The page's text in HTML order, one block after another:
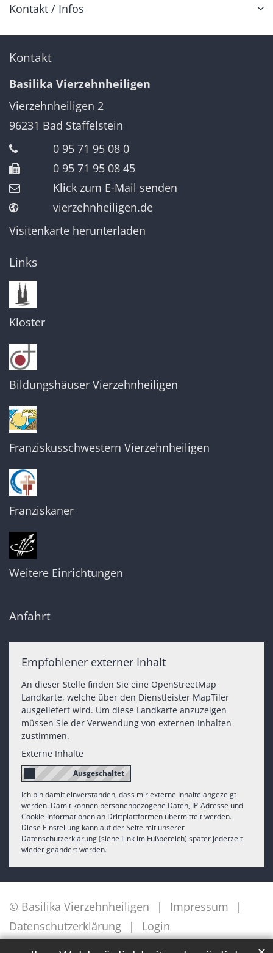
Kontakt / Infos
Kontakt
Basilika Vierzehnheiligen
Vierzehnheiligen 2
96231 Bad Staffelstein
0 95 71 95 08 0
0 95 71 95 08 45
Klick zum E-Mail senden
vierzehnheiligen.de
Visitenkarte herunterladen
Links
Kloster
Bildungshäuser Vierzehnheiligen
Franziskusschwestern Vierzehnheiligen
Franziskaner
Weitere Einrichtungen
Anfahrt
Empfohlener externer Inhalt
An dieser Stelle finden Sie eine OpenStreetMap
Landkarte, welche über den Dienstleister MapTiler
ausgeliefert wird. Um diese Landkarte anzuzeigen
müssen Sie der Verwendung von externen Inhalten
zustimmen.
Externe Inhalte
Ich bin damit einverstanden, dass mir externe Inhalte angezeigt
werden. Damit können personenbezogene Daten, IP-Adresse und
Cookie-Informationen an Drittplattformen übermittelt werden.
Diese Einstellung kann auf der Seite mit unserer
Datenschutzerklärung (siehe Link im Fußbereich) später jederzeit
wieder geändert werden.
© Basilika Vierzehnheiligen
Impressum
Datenschutzerklärung
Login